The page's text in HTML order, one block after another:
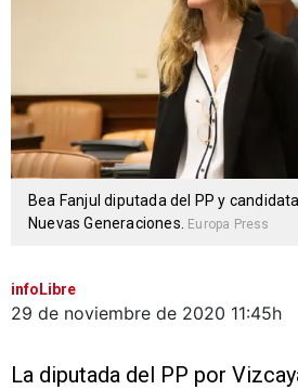
Bea Fanjul diputada del PP y
Nuevas Generaciones.
Europa Press
infoLibre
29 de noviembre de 2020 11:45h
La diputada del PP por